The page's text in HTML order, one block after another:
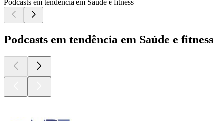
Podcasts em tendência em Saúde e fitness
Podcasts em tendência em Saúde e fitness